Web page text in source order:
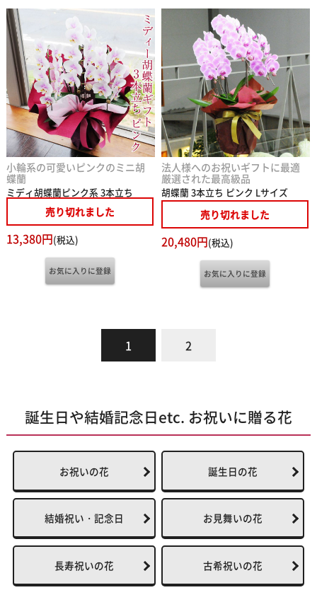
小輪系の可愛いピンクのミニ胡
蝶蘭
ミディ胡蝶蘭ピンク系 3本立ち
売り切れました
13,380円(税込)
法人様へのお祝いギフトに最適
厳選された最高級品
胡蝶蘭 3本立ち ピンク Lサイズ
売り切れました
20,480円(税込)
1 2
誕生日や結婚記念日etc. お祝いに贈る花
お祝いの花 誕生日の花
結婚祝い・記念日 お見舞いの花
長寿祝いの花 古希祝いの花